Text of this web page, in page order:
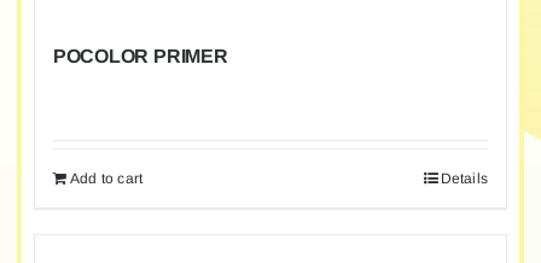
POCOLOR PRIMER
Add to cart Details